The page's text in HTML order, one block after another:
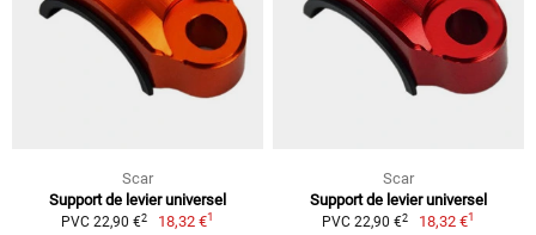
Scar
Support de levier universel
PVC 22,90 €2 18,32 €1
Scar
Support de levier universel
PVC 22,90 €2 18,32 €1